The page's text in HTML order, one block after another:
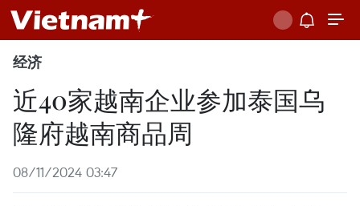
经济
近40家越南企业参加泰国乌
隆府越南商品周
08/11/2024 03:47